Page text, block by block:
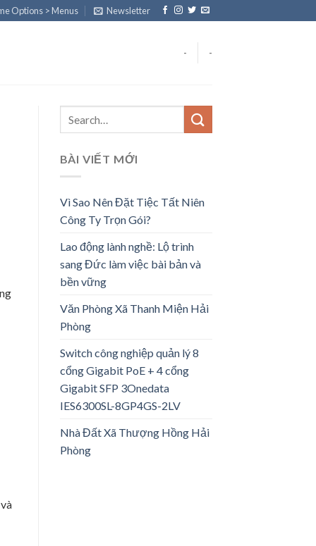
Options > Menus Newsletter
- -
BÀI VIẾT MỚI
Vì Sao Nên Đặt Tiệc Tất Niên
Công Ty Trọn Gói?
Lao động lành nghề: Lộ trình
sang Đức làm việc bài bản và
bền vững
Văn Phòng Xã Thanh Miện Hải
Phòng
Switch công nghiệp quản lý 8
cổng Gigabit PoE + 4 cổng
Gigabit SFP 3Onedata
IES6300SL-8GP4GS-2LV
Nhà Đất Xã Thượng Hồng Hải
Phòng